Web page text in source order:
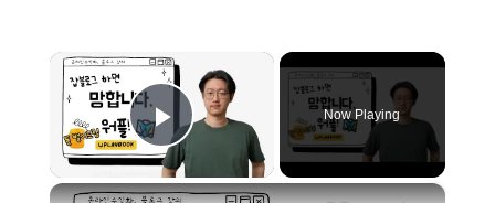
×
Play Video
Now Playing
×